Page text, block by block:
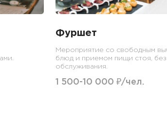
Фуршет
Мероприятие со свободным
блюд и приемом пищи стоя, без
обслуживания.
1 500-10 000 ₽/чел.